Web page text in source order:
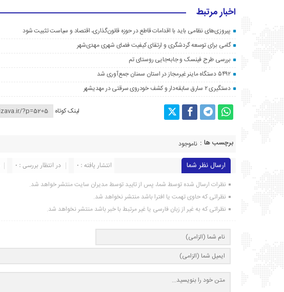
اخبار مرتبط
پیروزی‌های نظامی باید با اقدامات قاطع در حوزه قانون‌گذاری، اقتصاد و سیاست تثبیت شود
گامی برای توسعه گردشگری و ارتقای کیفیت فضای شهری مهدی‌شهر
بررسی طرح فینسک و جابه‌جایی روستای تم
۵۴۹۲ دستگاه ماینر غیرمجاز در استان سمنان جمع‌آوری شد
دستگیری ۲ سارق سابقه‌دار و کشف خودروی سرقتی در مهدیشهر
لینک کوتاه
برچسب ها : ناموجود
ارسال نظر شما در انتظار بررسی : 0 انتشار یافته : ۰
نظرات ارسال شده توسط شما، پس از تایید توسط مدیران سایت منتشر خواهد شد.
نظراتی که حاوی تهمت یا افترا باشد منتشر نخواهد شد.
نظراتی که به غیر از زبان فارسی یا غیر مرتبط با خبر باشد منتشر نخواهد شد.